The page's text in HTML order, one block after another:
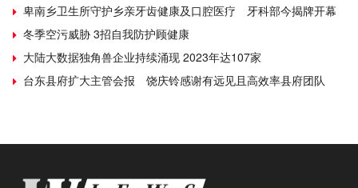
卑南乡卫生所守护乡亲牙齿健康及口腔医疗 牙科部今揭牌开幕
冬季空污威胁 3招自我防护顾健康
大陆大数据独角兽企业持续涌现 2023年达107家
台东县府扩大主管会报 饶庆铃感谢有远见且高效率县府团队